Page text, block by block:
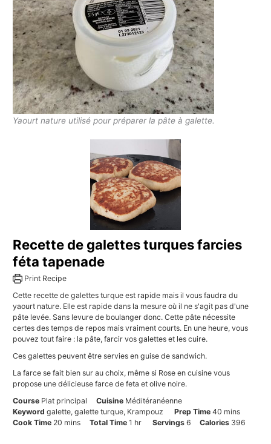
Yaourt nature utilisé pour préparer la pâte à galette.
Recette de galettes turques farcies
féta tapenade
Print Recipe
Cette recette de galettes turque est rapide mais il vous faudra du
yaourt nature. Elle est rapide dans la mesure où il ne s'agit pas d'une
pâte levée. Sans levure de boulanger donc. Cette pâte nécessite
certes des temps de repos mais vraiment courts. En une heure, vous
pouvez tout faire : la pâte, farcir vos galettes et les cuire.
Ces galettes peuvent être servies en guise de sandwich.
La farce se fait bien sur au choix, même si Rose en cuisine vous
propose une délicieuse farce de feta et olive noire.
Course Plat principal Cuisine Méditéranéenne
Keywordgalette, galette turque, Krampouz Prep Time 40minutes
mins
Cook Time 20 minutes
mins Total Time 1 hour
hr Servings 6 Calories 396